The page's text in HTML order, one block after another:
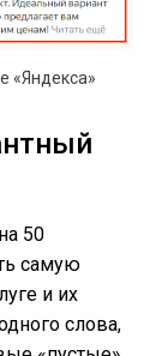
«Яндекса»
50
самую
и их
слова,